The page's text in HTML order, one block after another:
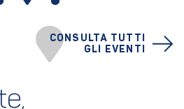
CONSULTA TUTTI
GLI EVENTI